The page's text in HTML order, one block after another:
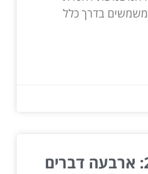
משמשים בדרך כלל
קופות רושמות 2023: ארבעה דברים